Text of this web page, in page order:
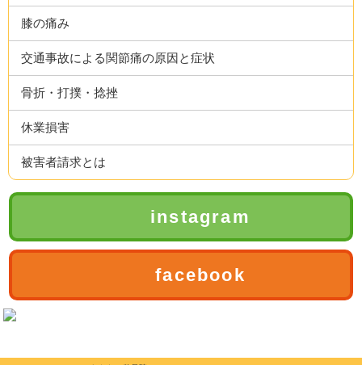
膝の痛み
交通事故による関節痛の原因と症状
骨折・打撲・捻挫
休業損害
被害者請求とは
instagram
facebook